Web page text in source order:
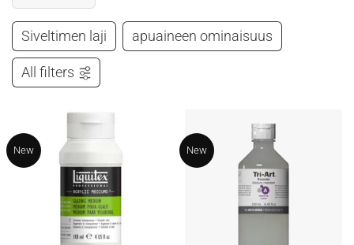
Siveltimen laji apuaineen ominaisuus
All filters
New New